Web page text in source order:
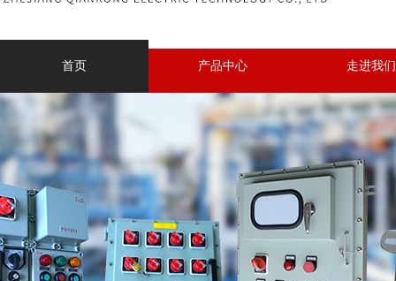
首页 产品中心 走进我们